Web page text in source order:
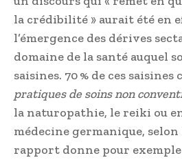
la crédibilité » aurait été en
l’émergence des dérives
domaine de la santé auquel
saisines. 70 % de ces
pratiques de soins non
la naturopathie, le reiki ou
médecine germanique,
rapport donne pour